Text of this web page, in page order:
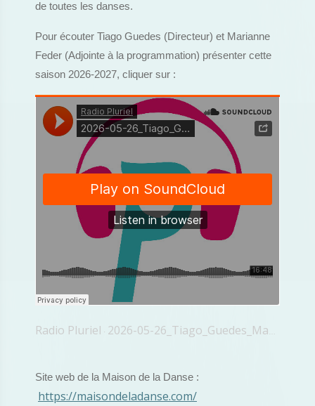
de toutes les danses.
Pour écouter Tiago Guedes (Directeur) et Marianne
Feder (Adjointe à la programmation) présenter cette
saison 2026-2027, cliquer sur :
Radio Pluriel · 2026-05-26_Tiago_Guedes_Marianne_Feder_MAD
Site web de la Maison de la Danse :
https://maisondeladanse.com/